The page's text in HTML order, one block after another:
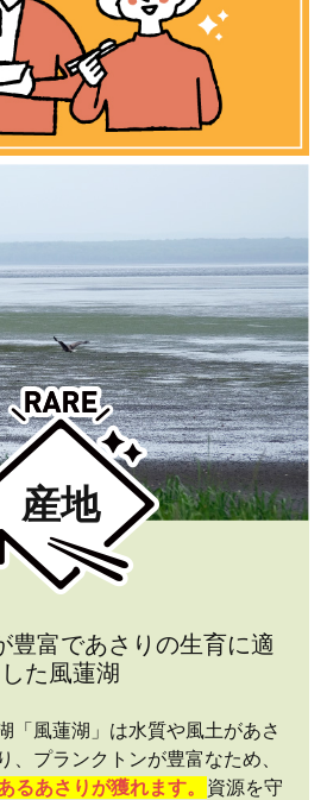
産地
豊富であさりの生育に適
した風蓮湖
「風蓮湖」は水質や風土があさ
、プランクトンが豊富なため、
るあさりが獲れます。
資源を守